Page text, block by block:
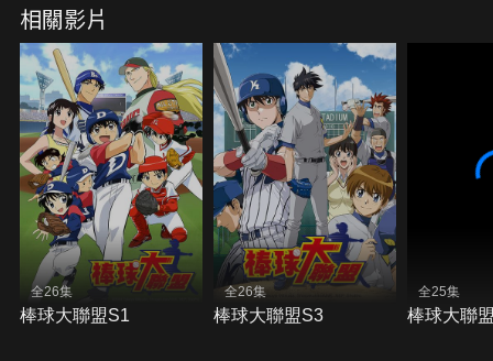
相關影片
全26集
棒球大聯盟S1
全26集
棒球大聯盟S3
全25集
棒球大聯